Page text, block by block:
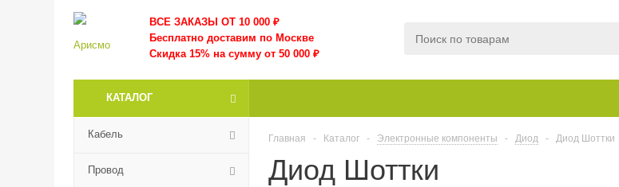
ВСЕ ЗАКАЗЫ ОТ 10 000 ₽
Бесплатно доставим по Москве
Скидка 15% на сумму от 50 000 ₽
КАТАЛОГ
Кабель
Провод
Главная - Каталог - Электронные компоненты - Диод - Диод Шоттки
Диод Шоттки